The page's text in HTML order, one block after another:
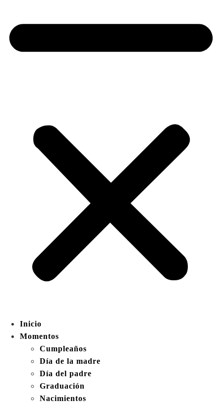
Inicio
Momentos
Cumpleaños
Día de la madre
Día del padre
Graduación
Nacimientos